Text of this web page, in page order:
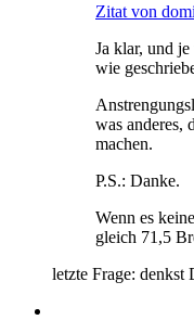
Zitat von
Ja klar, und
wie
was anderes,
machen.
P.S.: Danke.
Wenn es
gleich 71,5
letzte Frage: